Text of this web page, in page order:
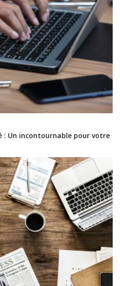
: Un incontournable pour votre